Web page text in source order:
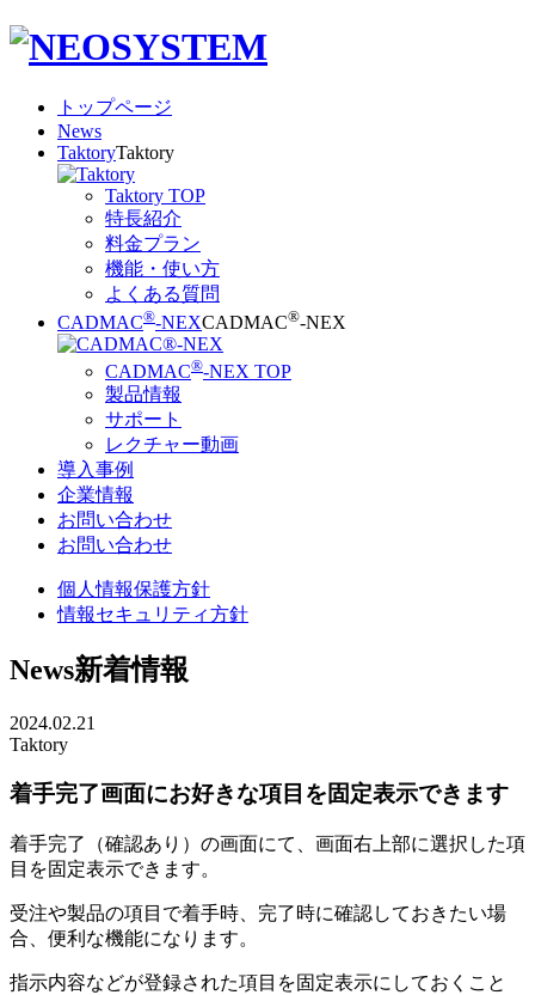
トップページ
News
TaktoryTaktory
Taktory TOP
特長紹介
料金プラン
機能・使い方
よくある質問
CADMAC®-NEXCADMAC®-NEX
CADMAC®-NEX TOP
製品情報
サポート
レクチャー動画
導入事例
企業情報
お問い合わせ
お問い合わせ
個人情報保護方針
情報セキュリティ方針
News新着情報
2024.02.21
Taktory
着手完了画面にお好きな項目を固定表示できます
着手完了（確認あり）の画面にて、画面右上部に選択した項
目を固定表示できます。
受注や製品の項目で着手時、完了時に確認しておきたい場
合、便利な機能になります。
指示内容などが登録された項目を固定表示にしておくこと